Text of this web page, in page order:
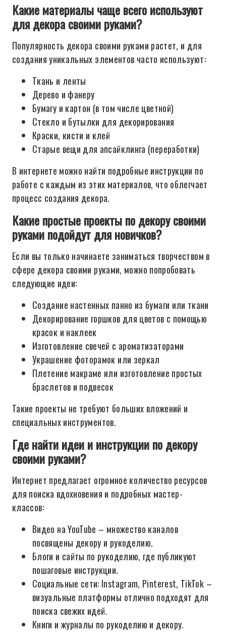
Какие материалы чаще всего используют
для декора своими руками?
Популярность декора своими руками растет, и для
создания уникальных элементов часто используют:
Ткань и ленты
Дерево и фанеру
Бумагу и картон (в том числе цветной)
Стекло и бутылки для декорирования
Краски, кисти и клей
Старые вещи для апсайклинга (переработки)
В интернете можно найти подробные инструкции по
работе с каждым из этих материалов, что облегчает
процесс создания декора.
Какие простые проекты по декору своими
руками подойдут для новичков?
Если вы только начинаете заниматься творчеством в
сфере декора своими руками, можно попробовать
следующие идеи:
Создание настенных панно из бумаги или ткани
Декорирование горшков для цветов с помощью
красок и наклеек
Изготовление свечей с ароматизаторами
Украшение фоторамок или зеркал
Плетение макраме или изготовление простых
браслетов и подвесок
Такие проекты не требуют больших вложений и
специальных инструментов.
Где найти идеи и инструкции по декору
своими руками?
Интернет предлагает огромное количество ресурсов
для поиска вдохновения и подробных мастер-
классов:
Видео на YouTube – множество каналов
посвящены декору и рукоделию.
Блоги и сайты по рукоделию, где публикуют
пошаговые инструкции.
Социальные сети: Instagram, Pinterest, TikTok –
визуальные платформы отлично подходят для
поиска свежих идей.
Книги и журналы по рукоделию и декору.